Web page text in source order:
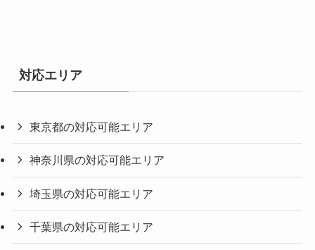
対応エリア
東京都の対応可能エリア
神奈川県の対応可能エリア
埼玉県の対応可能エリア
千葉県の対応可能エリア